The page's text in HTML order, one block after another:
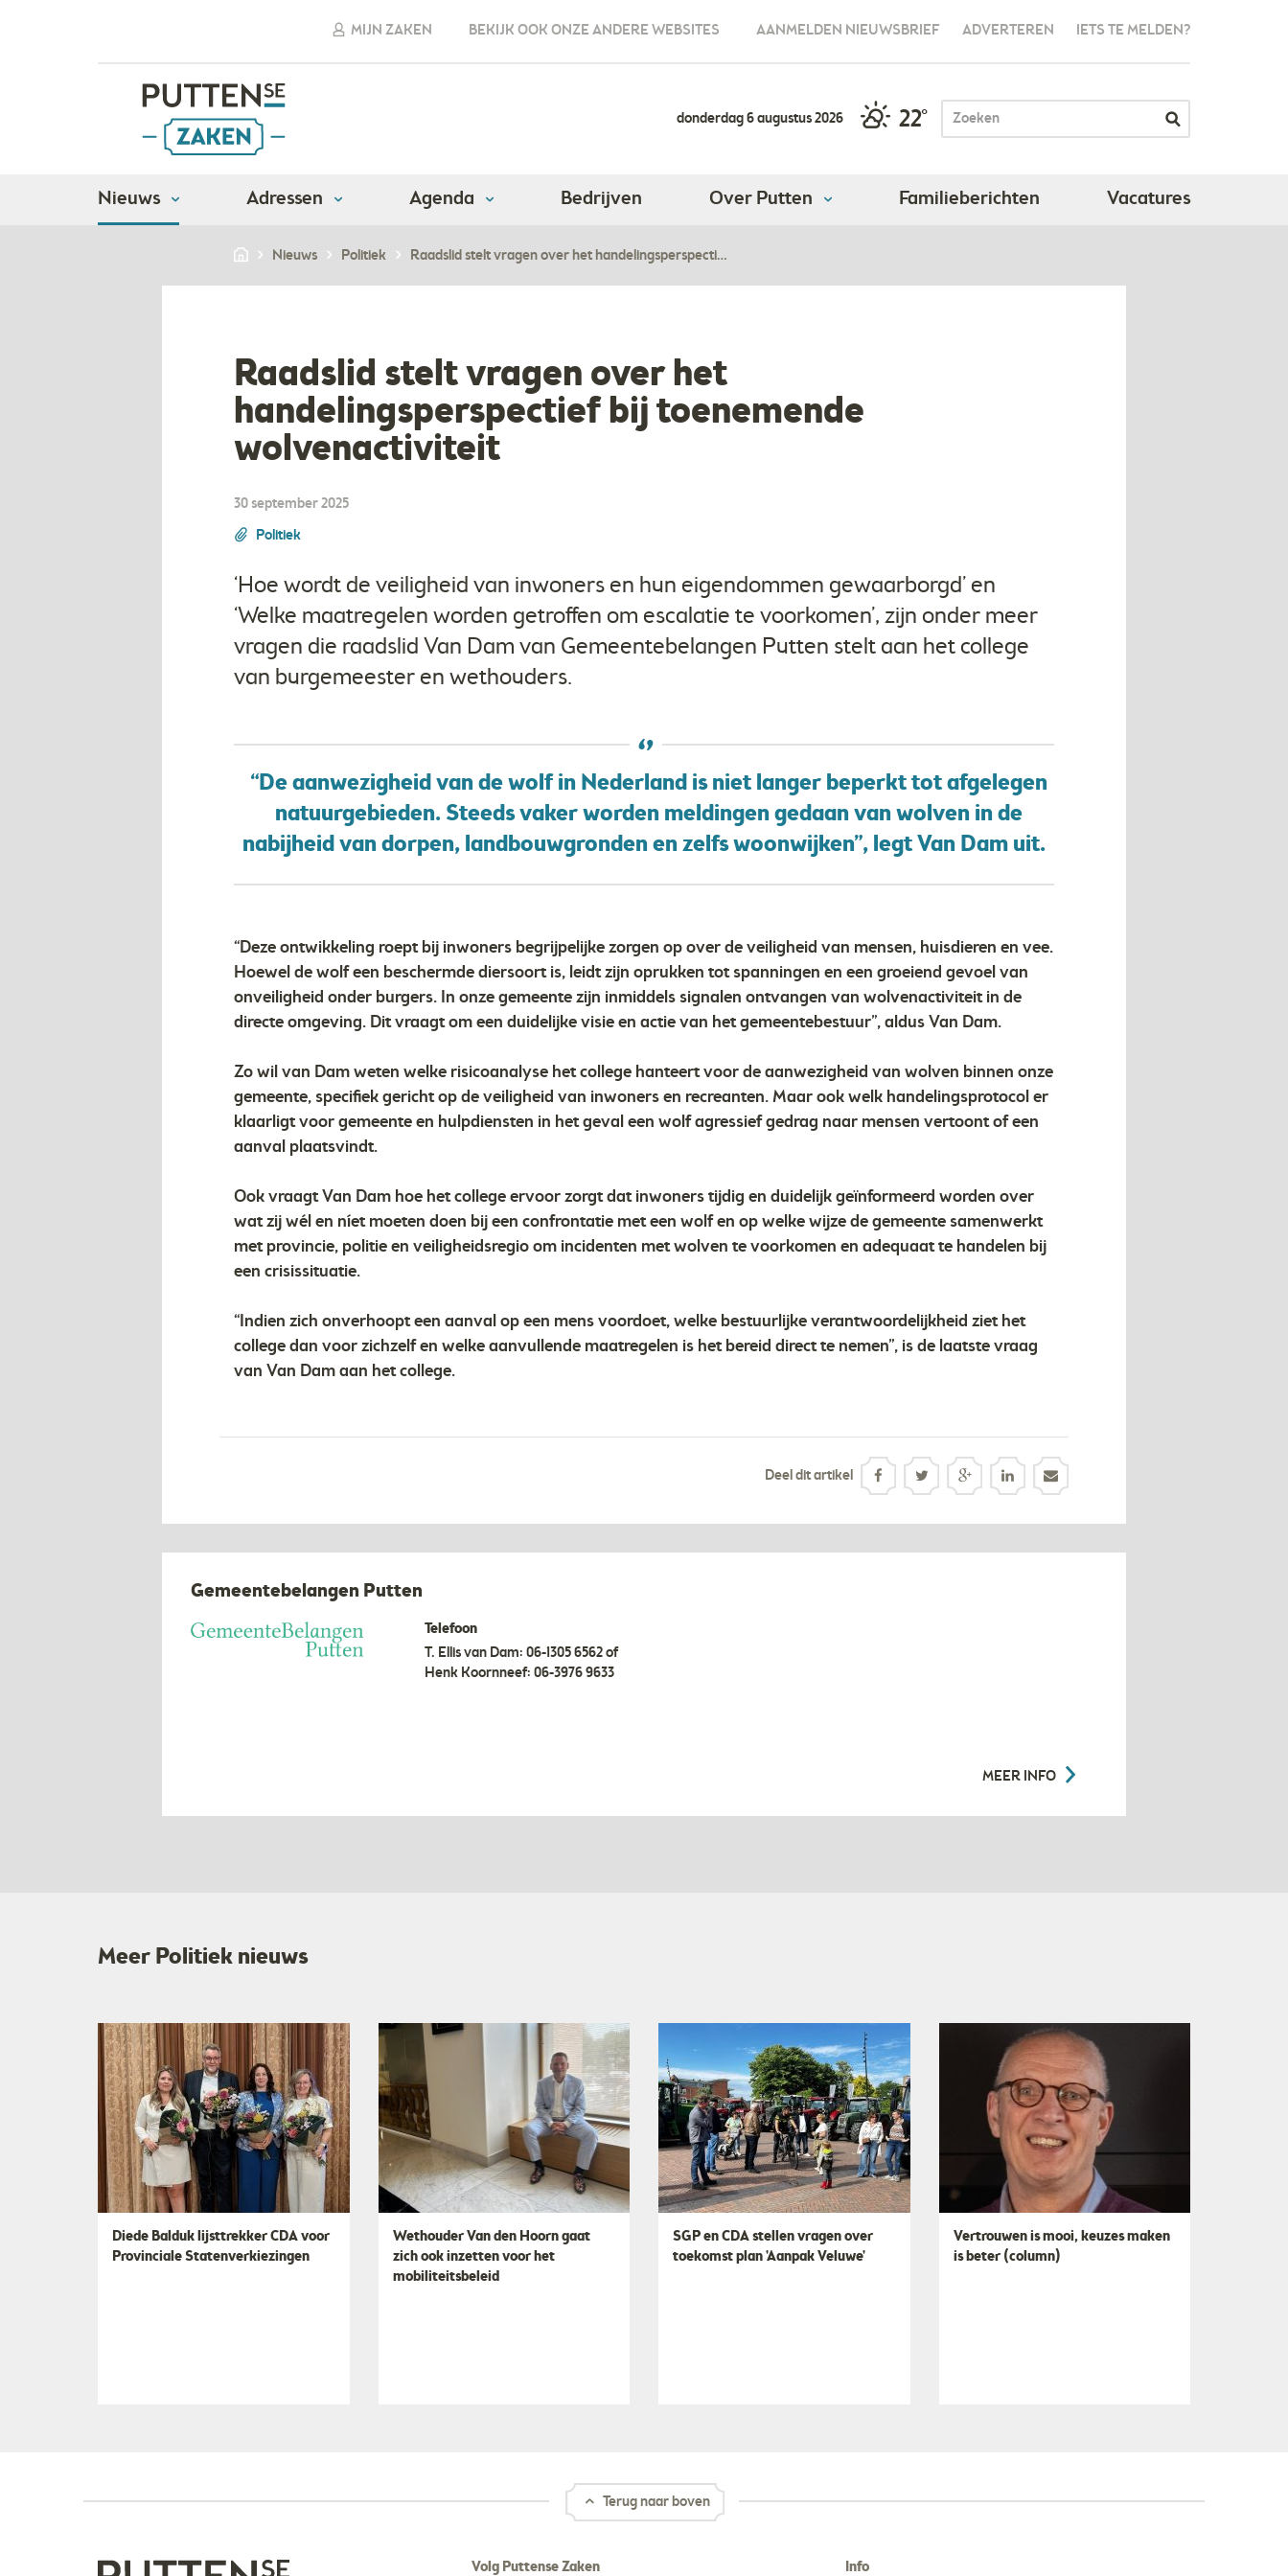
MIJN ZAKEN BEKIJK OOK ONZE ANDERE WEBSITES AANMELDEN NIEUWSBRIEF ADVERTEREN IETS TE MELDEN?
donderdag 6 augustus 2026 22°
Nieuws Adressen Agenda Bedrijven Over Putten Familieberichten Vacatures
Nieuws Politiek Raadslid stelt vragen over het handelingsperspecti…
​Raadslid stelt vragen over het
handelingsperspectief bij toenemende
wolvenactiviteit
30 september 2025
Politiek
‘Hoe wordt de veiligheid van inwoners en hun eigendommen gewaarborgd’ en
‘Welke maatregelen worden getroffen om escalatie te voorkomen’, zijn onder meer
vragen die raadslid Van Dam van Gemeentebelangen Putten stelt aan het college
van burgemeester en wethouders.
“De aanwezigheid van de wolf in Nederland is niet langer beperkt tot afgelegen
natuurgebieden. Steeds vaker worden meldingen gedaan van wolven in de
nabijheid van dorpen, landbouwgronden en zelfs woonwijken”, legt Van Dam uit.
“Deze ontwikkeling roept bij inwoners begrijpelijke zorgen op over de veiligheid van mensen, huisdieren en vee.
Hoewel de wolf een beschermde diersoort is, leidt zijn oprukken tot spanningen en een groeiend gevoel van
onveiligheid onder burgers. In onze gemeente zijn inmiddels signalen ontvangen van wolvenactiviteit in de
directe omgeving. Dit vraagt om een duidelijke visie en actie van het gemeentebestuur”, aldus Van Dam.
Zo wil van Dam weten welke risicoanalyse het college hanteert voor de aanwezigheid van wolven binnen onze
gemeente, specifiek gericht op de veiligheid van inwoners en recreanten. Maar ook welk handelingsprotocol er
klaarligt voor gemeente en hulpdiensten in het geval een wolf agressief gedrag naar mensen vertoont of een
aanval plaatsvindt.
Ook vraagt Van Dam hoe het college ervoor zorgt dat inwoners tijdig en duidelijk geïnformeerd worden over
wat zij wél en níet moeten doen bij een confrontatie met een wolf en op welke wijze de gemeente samenwerkt
met provincie, politie en veiligheidsregio om incidenten met wolven te voorkomen en adequaat te handelen bij
een crisissituatie.
“Indien zich onverhoopt een aanval op een mens voordoet, welke bestuurlijke verantwoordelijkheid ziet het
college dan voor zichzelf en welke aanvullende maatregelen is het bereid direct te nemen”, is de laatste vraag
van Van Dam aan het college.
Deel dit artikel
Gemeentebelangen Putten
Telefoon
T. Ellis van Dam: 06-1305 6562 of
Henk Koornneef: 06-3976 9633
MEER INFO
Meer Politiek nieuws
Diede Balduk lijsttrekker CDA voor
Provinciale Statenverkiezingen
Wethouder Van den Hoorn gaat
zich ook inzetten voor het
mobiliteitsbeleid
SGP en CDA stellen vragen over
toekomst plan 'Aanpak Veluwe'
​Vertrouwen is mooi, keuzes maken
is beter (column)
Terug naar boven
Volg Puttense Zaken Info